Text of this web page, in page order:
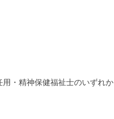
用・精神保健福祉士のいずれか